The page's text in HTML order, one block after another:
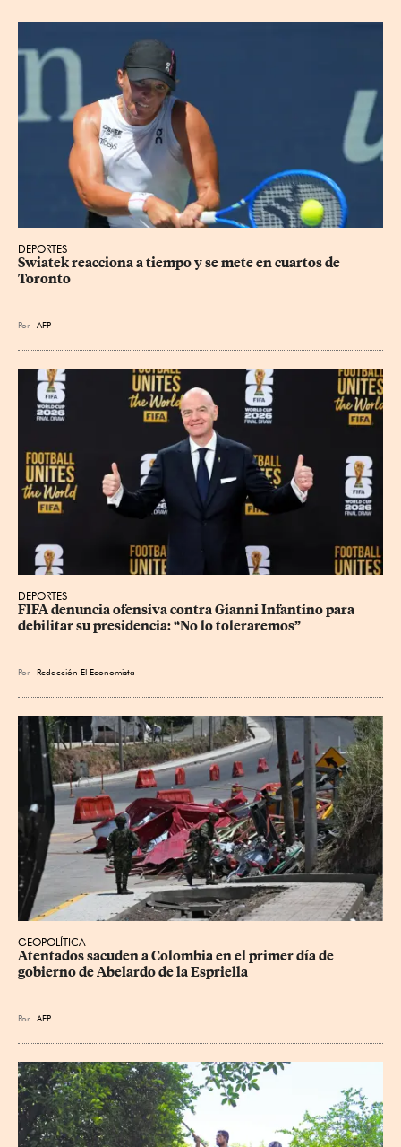
DEPORTES
Swiatek reacciona a tiempo y se mete en cuartos de
Toronto
Por AFP
DEPORTES
FIFA denuncia ofensiva contra Gianni Infantino para
debilitar su presidencia: “No lo toleraremos”
Por Redacción El Economista
GEOPOLÍTICA
Atentados sacuden a Colombia en el primer día de
gobierno de Abelardo de la Espriella
Por AFP